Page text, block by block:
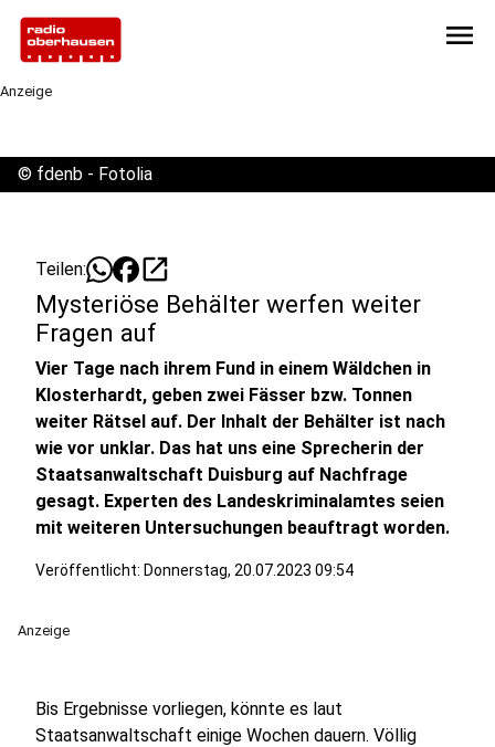
menu
Anzeige
© fdenb - Fotolia
Teilen: open_in_new
Mysteriöse Behälter werfen weiter
Fragen auf
Vier Tage nach ihrem Fund in einem Wäldchen in
Klosterhardt, geben zwei Fässer bzw. Tonnen
weiter Rätsel auf. Der Inhalt der Behälter ist nach
wie vor unklar. Das hat uns eine Sprecherin der
Staatsanwaltschaft Duisburg auf Nachfrage
gesagt. Experten des Landeskriminalamtes seien
mit weiteren Untersuchungen beauftragt worden.
Veröffentlicht: Donnerstag, 20.07.2023 09:54
Anzeige
Bis Ergebnisse vorliegen, könnte es laut
Staatsanwaltschaft einige Wochen dauern. Völlig